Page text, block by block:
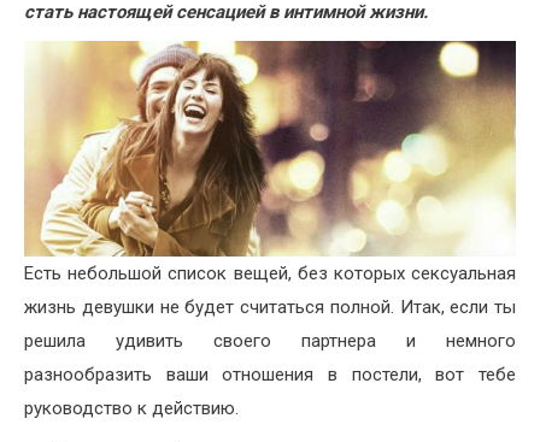
стать настоящей сенсацией в интимной жизни.
Есть небольшой список вещей, без которых сексуальная
жизнь девушки не будет считаться полной. Итак, если ты
решила удивить своего партнера и немного
разнообразить ваши отношения в постели, вот тебе
руководство к действию.